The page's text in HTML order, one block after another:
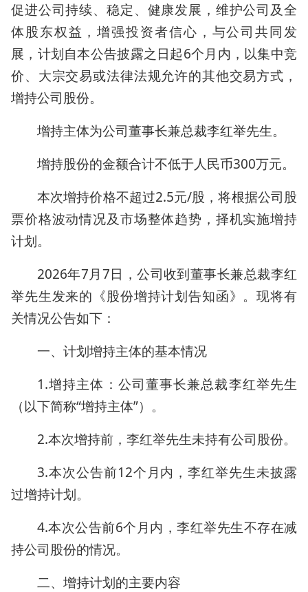
促进公司持续、稳定、健康发展，维护公司及全
体股东权益，增强投资者信心，与公司共同发
展，计划自本公告披露之日起6个月内，以集中竞
价、大宗交易或法律法规允许的其他交易方式，
增持公司股份。
增持主体为公司董事长兼总裁李红举先生。
增持股份的金额合计不低于人民币300万元。
本次增持价格不超过2.5元/股，将根据公司股
票价格波动情况及市场整体趋势，择机实施增持
计划。
2026年7月7日，公司收到董事长兼总裁李红
举先生发来的《股份增持计划告知函》。现将有
关情况公告如下：
一、计划增持主体的基本情况
1.增持主体：公司董事长兼总裁李红举先生
（以下简称“增持主体”）。
2.本次增持前，李红举先生未持有公司股份。
3.本次公告前12个月内，李红举先生未披露
过增持计划。
4.本次公告前6个月内，李红举先生不存在减
持公司股份的情况。
二、增持计划的主要内容